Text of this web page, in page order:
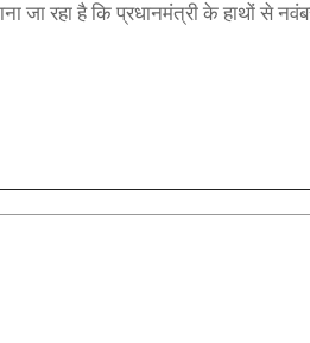
जा रहा है कि प्रधानमंत्री के हाथों से